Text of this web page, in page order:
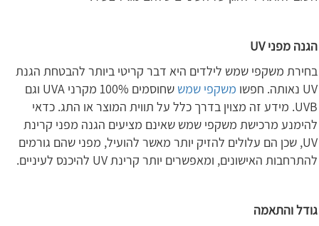
הגנה מפניUV
בחירת משקפי שמש לילדים היא דבר קריטי ביותר להבטחת הגנת
UV נאותה. חפשו
משקפי שמש
שחוסמים 100% מקרני UVA וגם
UVB. מידע זה מצוין בדרך כלל על תווית המוצר או התג. כדאי
להימנע מרכישת משקפי שמש שאינם מציעים הגנה מפני קרינת
UV, שכן הם עלולים להזיק יותר מאשר להועיל, מפני שהם גורמים
להתרחבות האישונים, ומאפשרים יותר קרינת UV להיכנס לעיניים.
גודל והתאמה